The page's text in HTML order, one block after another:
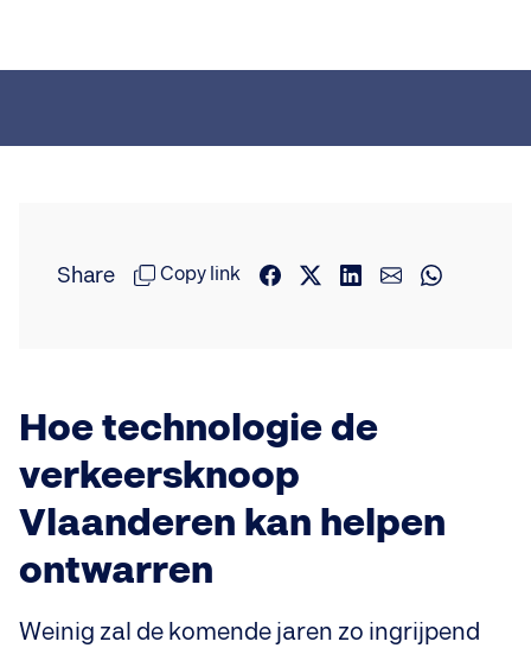
Share Copy link
Hoe technologie de
verkeersknoop
Vlaanderen kan helpen
ontwarren
Weinig zal de komende jaren zo ingrijpend